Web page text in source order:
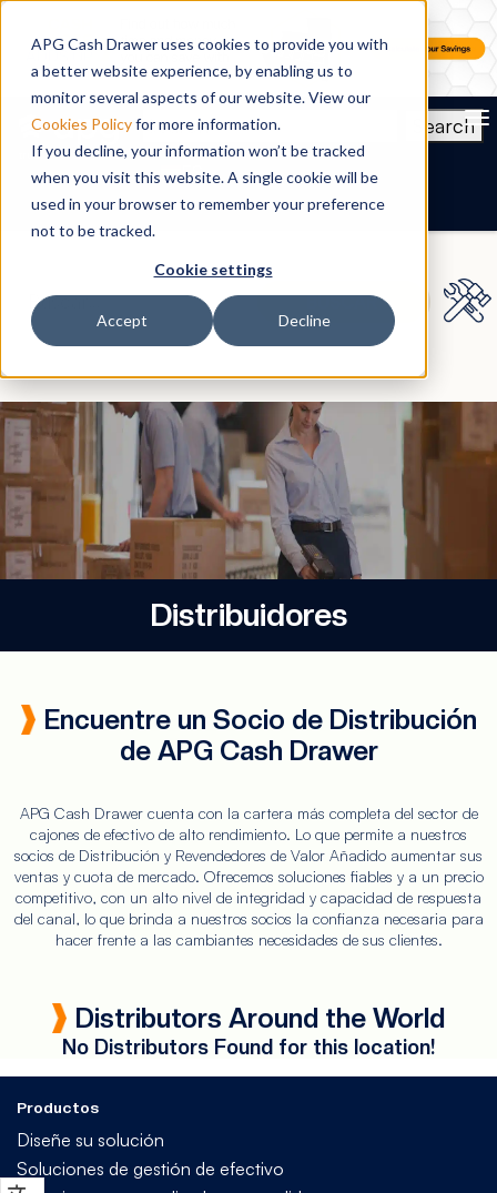
APG Cash Drawer uses cookies to provide you with
a better website experience, by enabling us to
monitor several aspects of our website. View our
Cookies Policyfor more information.
If you decline, your information won’t be tracked
when you visit this website. A single cookie will be
used in your browser to remember your preference
not to be tracked.
Cookie settings
Accept Decline
Search
ES
Distribuidores
Encuentre un Socio de Distribución
de APG Cash Drawer
APG Cash Drawer cuenta con la cartera más completa del sector de
cajones de efectivo de alto rendimiento. Lo que permite a nuestros
socios de Distribución y Revendedores de Valor Añadido aumentar sus
ventas y cuota de mercado. Ofrecemos soluciones fiables y a un precio
competitivo, con un alto nivel de integridad y capacidad de respuesta
del canal, lo que brinda a nuestros socios la confianza necesaria para
hacer frente a las cambiantes necesidades de sus clientes.
Distributors Around the World
No Distributors Found for this location!
Productos
Diseñe su solución
Soluciones de gestión de efectivo